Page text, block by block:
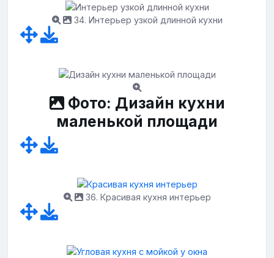
34. Интерьер узкой длинной кухни
Фото: Дизайн кухни
маленькой площади
36. Красивая кухня интерьер